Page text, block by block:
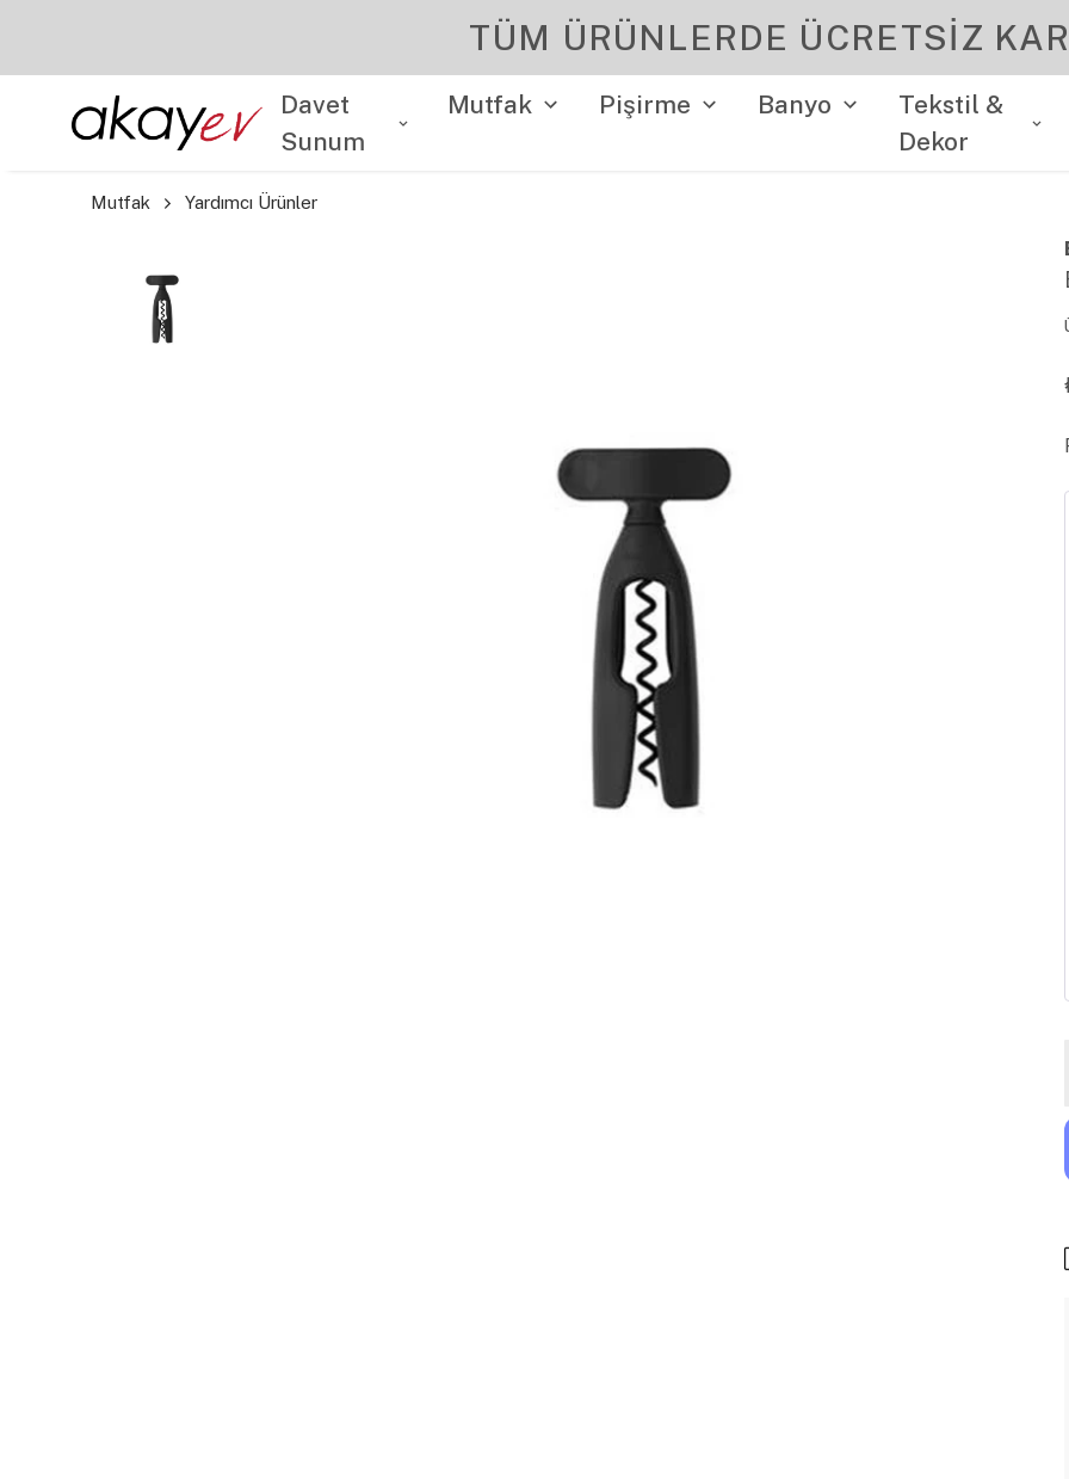
TÜM ÜRÜNLERDE ÜCRETSİZ
Davet
Sunum
Mutfak Pişirme Banyo
Tekstil &
Dekor
Mutfak Yardımcı Ürünler